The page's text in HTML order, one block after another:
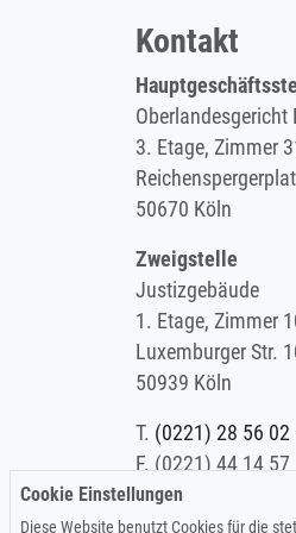
Kontakt
Oberlandesgericht
3. Etage, Zimmer
50670 Köln
Zweigstelle
Justizgebäude
1. Etage, Zimmer
Luxemburger Str.
50939 Köln
T. (0221) 28 56 02
F.(0221) 44 14 57
E.info@koelner-
Cookie Einstellungen
Diese Website benutzt Cookies für die